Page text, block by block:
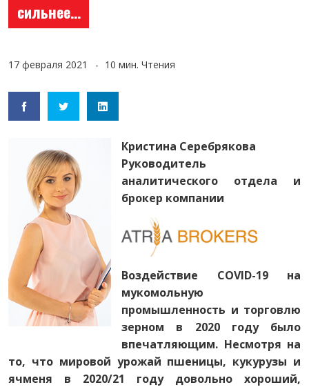
сильнее…
17 февраля 2021 10 мин. Чтения
Кристина Серебрякова
Руководитель
аналитического отдела и
брокер компании
Воздействие COVID-19 на
мукомольную
промышленность и торговлю
зерном в 2020 году было
впечатляющим. Несмотря на
то, что мировой урожай пшеницы, кукурузы и
ячменя в 2020/21 году довольно хороший,